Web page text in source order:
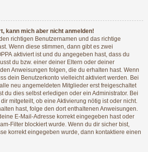
kann mich aber nicht anmelden!
richtigen Benutzernamen und das richtige
Wenn diese stimmen, dann gibt es zwei
aktiviert ist und du angegeben hast, dass du
du bzw. einer deiner Eltern oder deiner
Anweisungen folgen, die du erhalten hast. Wenn
dein Benutzerkonto vielleicht aktiviert werden. Bei
neu angemeldeten Mitglieder erst freigeschaltet
du dies selbst erledigen oder ein Administrator. Bei
mitgeteilt, ob eine Aktivierung nötig ist oder nicht.
hast, folge den dort enthaltenen Anweisungen.
E-Mail-Adresse korrekt eingegeben hast oder
Filter blockiert wurde. Wenn du dir sicher bist,
korrekt eingegeben wurde, dann kontaktiere einen